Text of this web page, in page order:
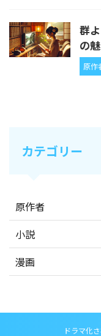
群
の
原作
カテゴリー
原作者
小説
漫画
ドラマ化